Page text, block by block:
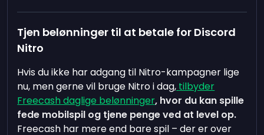
Tjen belønninger til at betale for Discord
Nitro
Hvis du ikke har adgang til Nitro-kampagner lige
nu, men gerne vil bruge Nitro i dag, tilbyder
Freecash daglige belønninger, hvor du kan spille
fede mobilspil og tjene penge ved at level op.
Freecash har mere end bare spil – der er over